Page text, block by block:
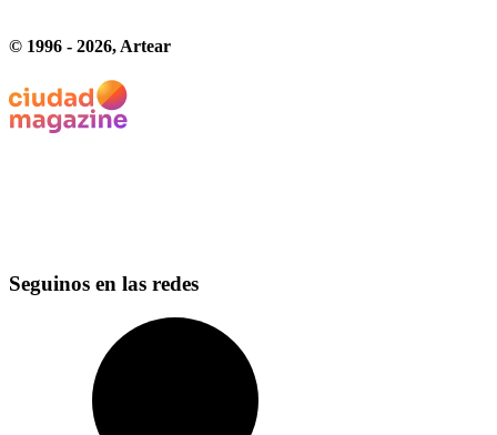
© 1996 - 2026, Artear
Seguinos en las redes